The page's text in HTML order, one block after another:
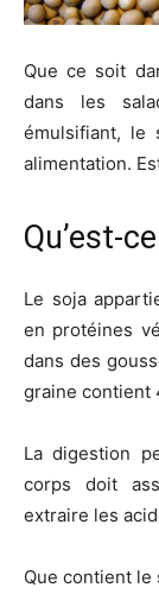
Que ce soit
dans les
émulsifiant, le
alimentation.
Qu’est-
Le soja
en protéines
dans des
graine contient
La digestion
corps doit
extraire les
Que contient le